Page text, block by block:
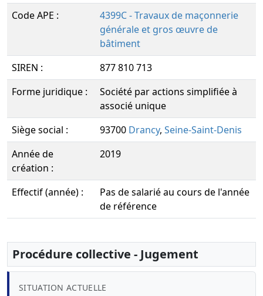
Code APE :
4399C - Travaux de maçonnerie
générale et gros œuvre de
bâtiment
SIREN :
877 810 713
Forme juridique :
Société par actions simplifiée à
associé unique
Siège social :
93700 Drancy, Seine-Saint-Denis
Année de
création :
2019
Effectif (année) :
Pas de salarié au cours de l'année
de référence
Procédure collective - Jugement
SITUATION ACTUELLE